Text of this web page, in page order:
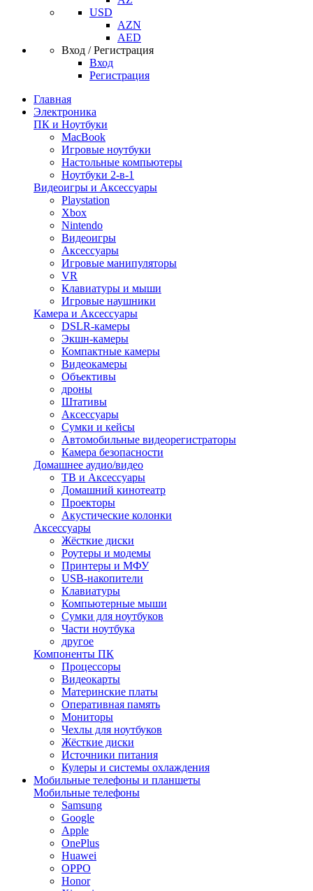
USD
AZN
AED
Вход / Регистрация
Вход
Регистрация
Главная
Электроника
ПК и Ноутбуки
MacBook
Игровые ноутбуки
Настольные компьютеры
Ноутбуки 2-в-1
Видеоигры и Аксессуары
Playstation
Xbox
Nintendo
Видеоигры
Аксессуары
Игровые манипуляторы
VR
Клавиатуры и мыши
Игровые наушники
Камера и Аксессуары
DSLR-камеры
Экшн-камеры
Компактные камеры
Видеокамеры
Объективы
дроны
Штативы
Аксессуары
Сумки и кейсы
Автомобильные видеорегистраторы
Камера безопасности
Домашнее аудио/видео
ТВ и Аксессуары
Домашний кинотеатр
Проекторы
Акустические колонки
Аксессуары
Жёсткие диски
Роутеры и модемы
Принтеры и МФУ
USB-накопители
Клавиатуры
Компьютерные мыши
Сумки для ноутбуков
Части ноутбука
другое
Компоненты ПК
Процессоры
Видеокарты
Материнские платы
Оперативная память
Мониторы
Чехлы для ноутбуков
Жёсткие диски
Источники питания
Кулеры и системы охлаждения
Мобильные телефоны и планшеты
Мобильные телефоны
Samsung
Google
Apple
OnePlus
Huawei
OPPO
Honor